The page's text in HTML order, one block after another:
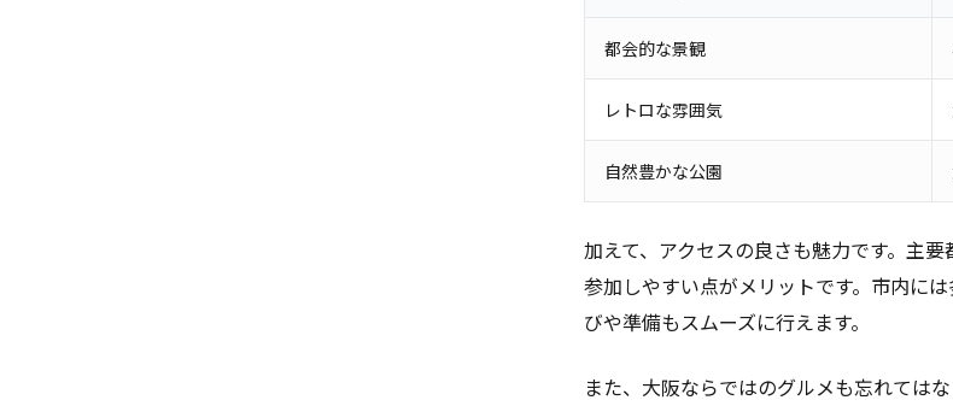
都会的な景観
レトロな雰囲気
自然豊かな公園
加えて、アクセスの良さも魅力です。主
参加しやすい点がメリットです。市内に
びや準備もスムーズに行えます。
また、大阪ならではのグルメも忘れては